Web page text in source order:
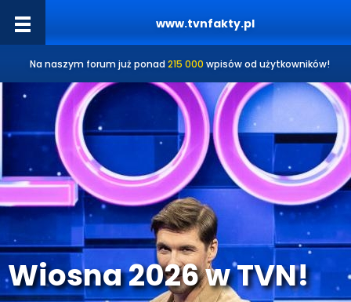
www.tvnfakty.pl
Na naszym forum już ponad 215 000 wpisów od użytkowników!
Wiosna 2026 w TVN!